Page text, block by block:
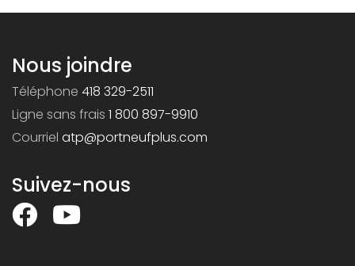
Nous joindre
Téléphone 418 329-2511
Ligne sans frais 1 800 897-9910
Courriel atp@portneufplus.com
Suivez-nous